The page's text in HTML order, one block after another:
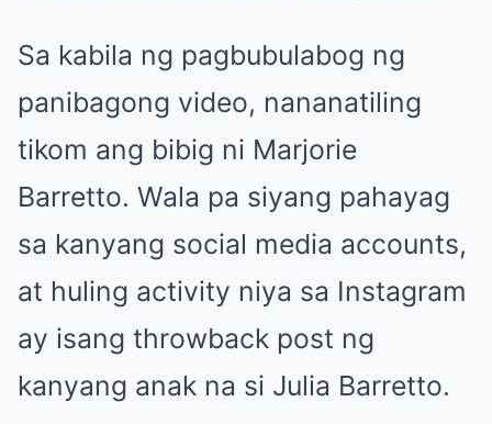
Sa kabila ng pagbubulabog ng
panibagong video, nananatiling
tikom ang bibig ni Marjorie
Barretto. Wala pa siyang pahayag
sa kanyang social media accounts,
at huling activity niya sa Instagram
ay isang throwback post ng
kanyang anak na si Julia Barretto.